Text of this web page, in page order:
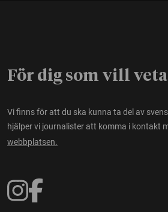
För dig som vill veta
Vi finns för att du ska kunna ta del av
hjälper vi journalister att komma i kontakt
webbplatsen.